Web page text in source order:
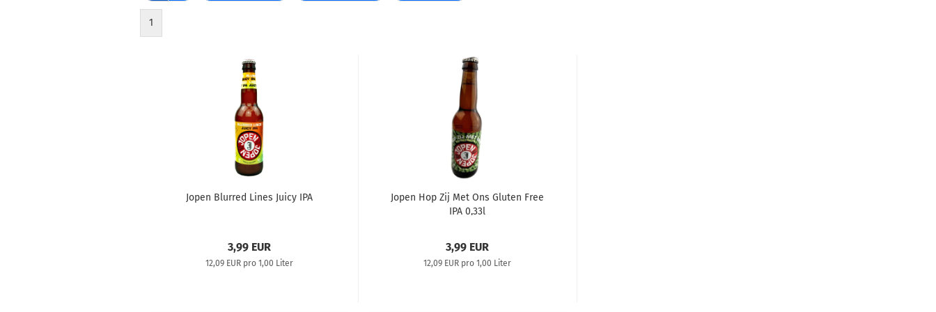
1
Jopen Blurred Lines Juicy IPA
3,99 EUR
12,09 EUR pro 1,00 Liter
Jopen Hop Zij Met Ons Gluten Free
IPA 0,33l
3,99 EUR
12,09 EUR pro 1,00 Liter